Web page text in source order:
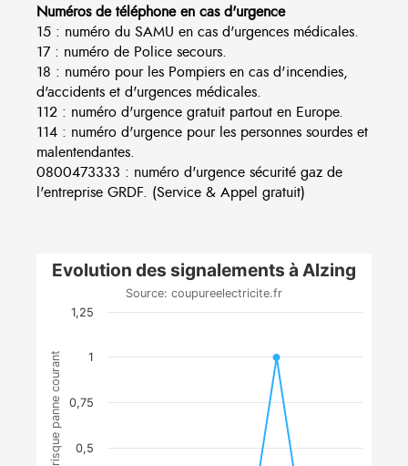
Numéros de téléphone en cas d'urgence
15 : numéro du SAMU en cas d'urgences médicales.
17 : numéro de Police secours.
18 : numéro pour les Pompiers en cas d'incendies,
d'accidents et d'urgences médicales.
112 : numéro d'urgence gratuit partout en Europe.
114 : numéro d'urgence pour les personnes sourdes et
malentendantes.
0800473333 : numéro d'urgence sécurité gaz de
l'entreprise GRDF. (Service & Appel gratuit)
Indice risque panne courant
Evolution des signalements à Alzing
Source: coupureelectricite.fr
0,5
0,75
1
1,25